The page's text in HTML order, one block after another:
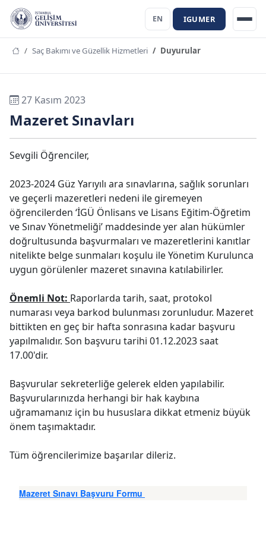
EN IGUMER
Saç Bakımı ve Güzellik Hizmetleri Duyurular
27 Kasım 2023
Mazeret Sınavları
Sevgili Öğrenciler,
2023-2024 Güz Yarıyılı ara sınavlarına, sağlık sorunları
ve geçerli mazeretleri nedeni ile giremeyen
öğrencilerden ‘İGÜ Önlisans ve Lisans Eğitim-Öğretim
ve Sınav Yönetmeliği’ maddesinde yer alan hükümler
doğrultusunda başvurmaları ve mazeretlerini kanıtlar
nitelikte belge sunmaları koşulu ile Yönetim Kurulunca
uygun görülenler mazeret sınavına katılabilirler.
Önemli Not: Raporlarda tarih, saat, protokol
numarası veya barkod bulunması zorunludur. Mazeret
bittikten en geç bir hafta sonrasına kadar başvuru
yapılmalıdır. Son başvuru tarihi 01.12.2023 saat
17.00'dir.
Başvurular sekreterliğe gelerek elden yapılabilir.
Başvurularınızda herhangi bir hak kaybına
uğramamanız için bu hususlara dikkat etmeniz büyük
önem taşımaktadır.
Tüm öğrencilerimize başarılar dileriz.
Mazeret Sınavı Başvuru Formu